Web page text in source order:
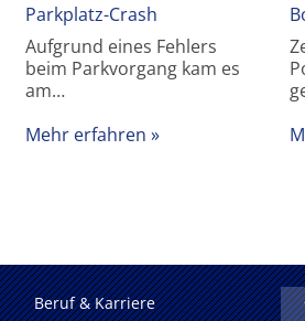
Parkplatz-Crash
Aufgrund eines Fehlers
beim Parkvorgang kam es
am…
Mehr erfahren
Beruf & Karriere